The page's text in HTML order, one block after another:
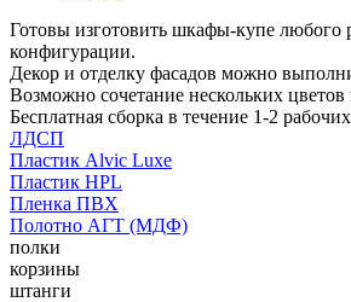
Готовы изготовить шкафы-купе любого
конфигурации.
Декор и отделку фасадов можно
Возможно сочетание нескольких цветов
Бесплатная сборка в течение 1-2
ЛДСП
Пластик Alvic Luxe
Пластик HPL
Пленка ПВХ
Полотно АГТ (МДФ)
полки
корзины
штанги